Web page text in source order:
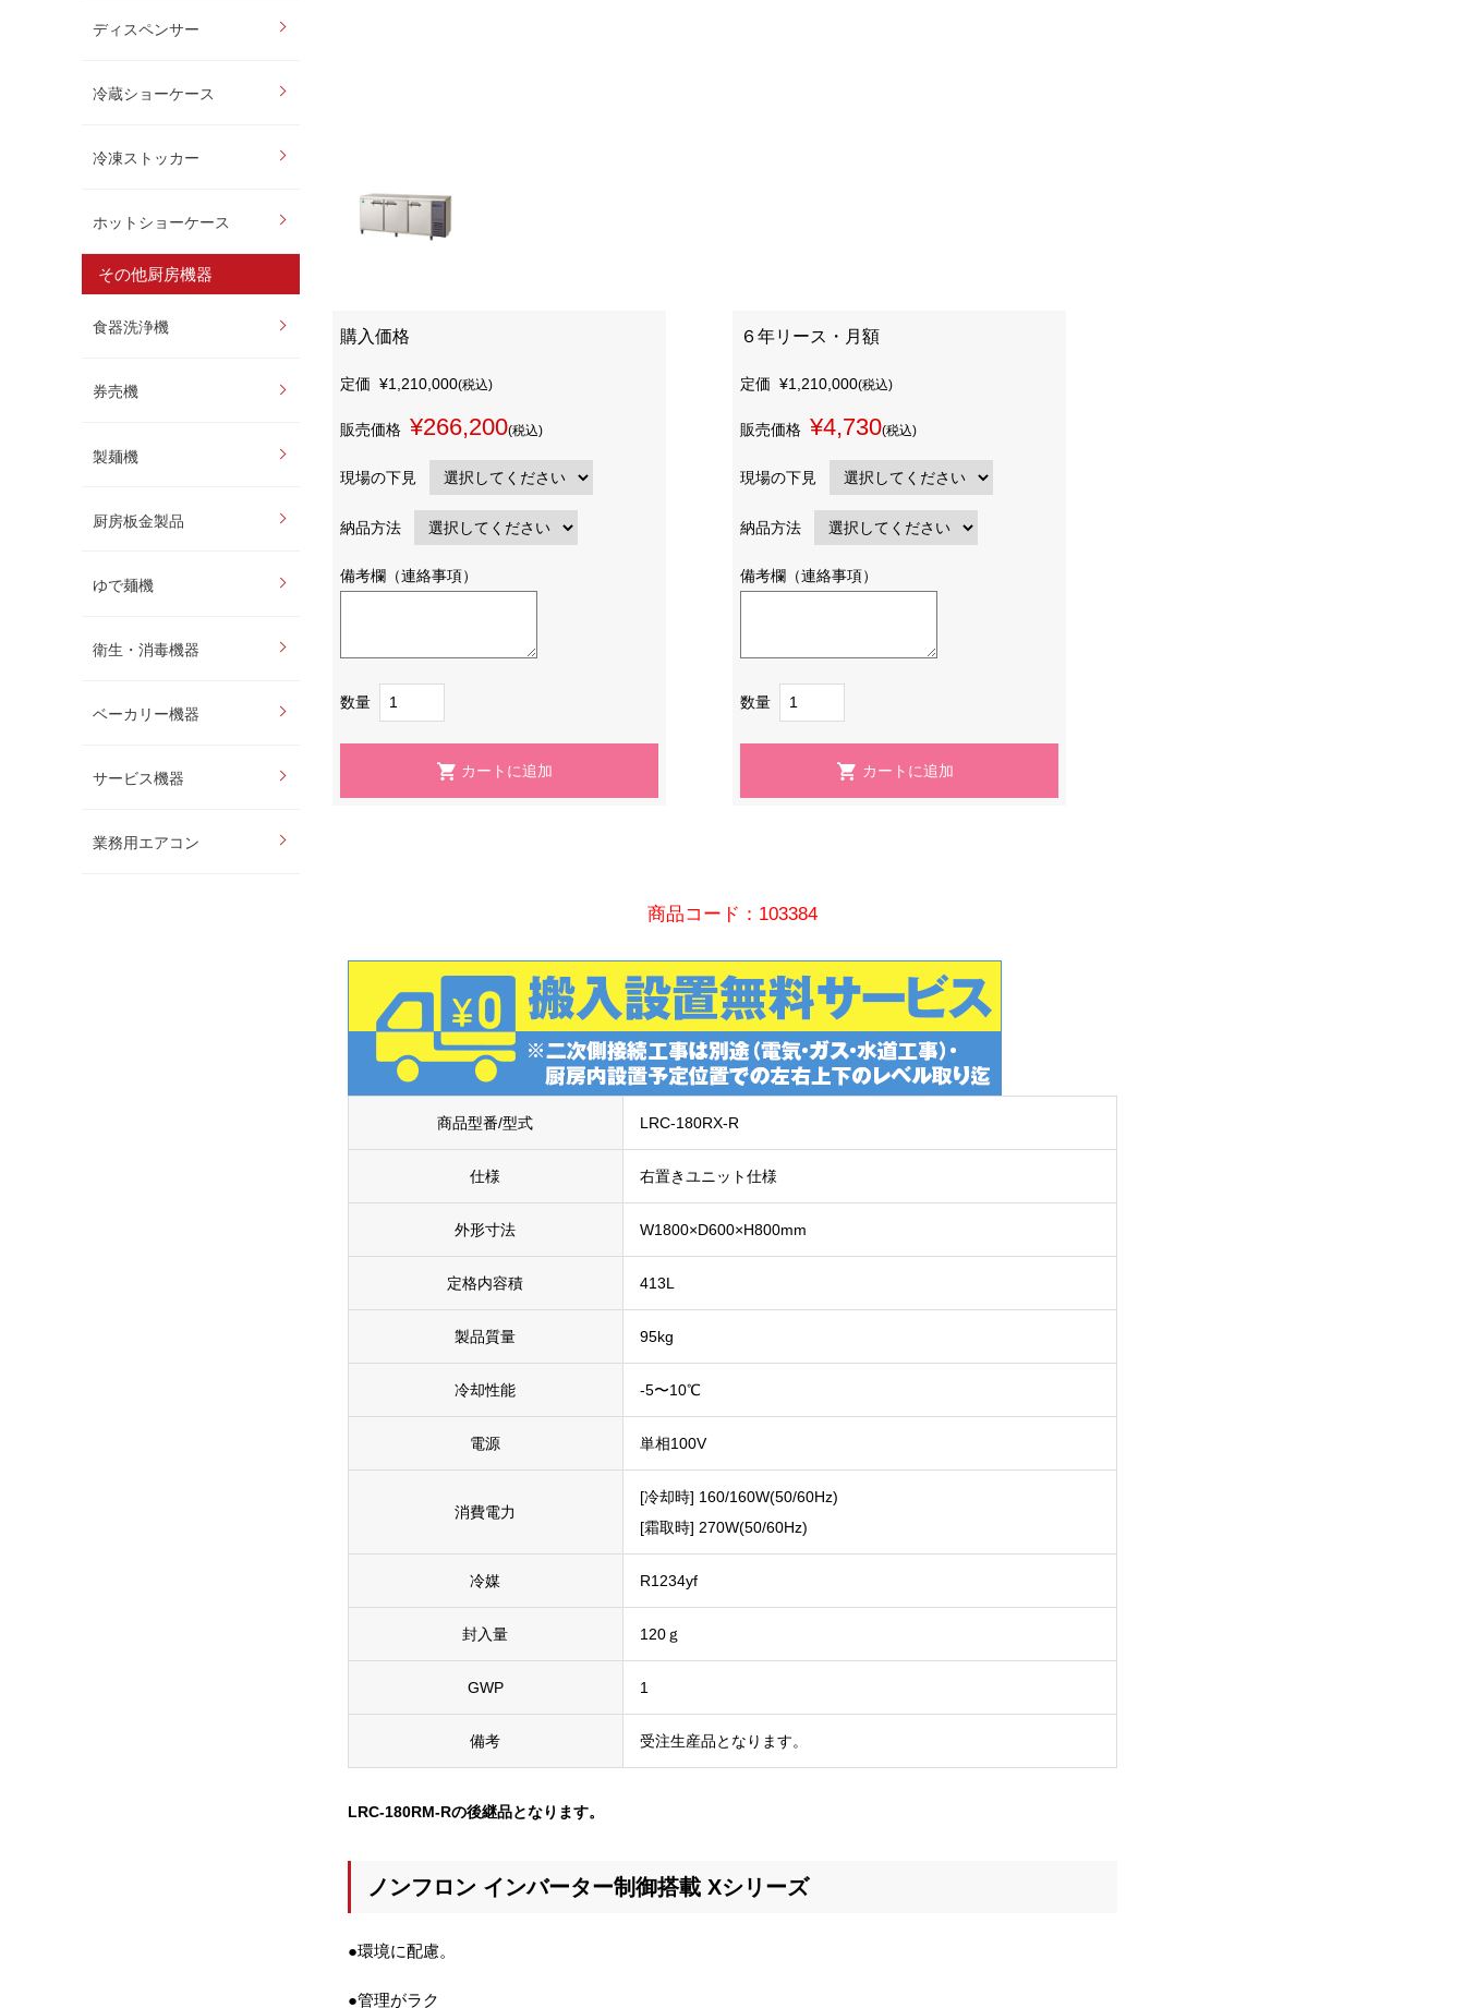
ディスペンサー
冷蔵ショーケース
冷凍ストッカー
ホットショーケース
その他厨房機器
食器洗浄機
券売機
製麺機
厨房板金製品
ゆで麺機
衛生・消毒機器
ベーカリー機器
サービス機器
業務用エアコン
購入価格
定価 ¥1,210,000(税込)
販売価格 ¥266,200(税込)
現場の下見
納品方法
備考欄（連絡事項）
数量
６年リース・月額
定価 ¥1,210,000(税込)
販売価格 ¥4,730(税込)
現場の下見
納品方法
備考欄（連絡事項）
数量
商品コード：103384
商品型番/型式 LRC-180RX-R
仕様 右置きユニット仕様
外形寸法 W1800×D600×H800mm
定格内容積 413L
製品質量 95kg
冷却性能 -5〜10℃
電源 単相100V
消費電力
[冷却時] 160/160W(50/60Hz)
[霜取時] 270W(50/60Hz)
冷媒 R1234yf
封入量 120ｇ
GWP 1
備考 受注生産品となります。
LRC-180RM-Rの後継品となります。
ノンフロン インバーター制御搭載 Xシリーズ
●環境に配慮。
●管理がラク